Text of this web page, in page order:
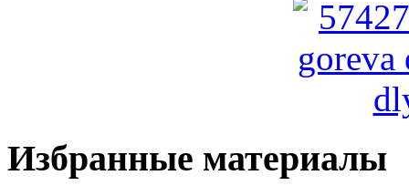
Избранные материалы